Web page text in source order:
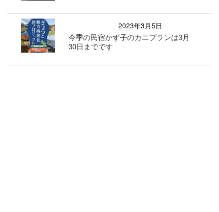
2023年3月5日
今季の民宿かず子のカニプランは3月
30日までです